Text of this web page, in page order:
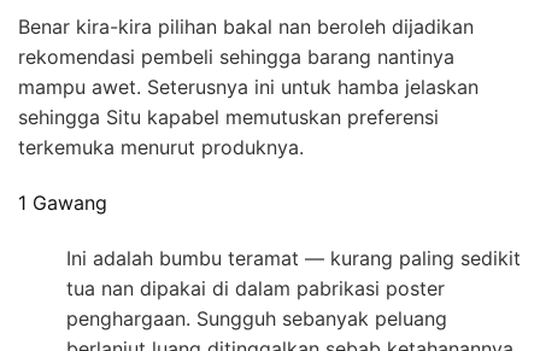
Benar kira-kira pilihan bakal nan beroleh dijadikan
rekomendasi pembeli sehingga barang nantinya
mampu awet. Seterusnya ini untuk hamba jelaskan
sehingga Situ kapabel memutuskan preferensi
terkemuka menurut produknya.
1 Gawang
Ini adalah bumbu teramat — kurang paling sedikit
tua nan dipakai di dalam pabrikasi poster
penghargaan. Sungguh sebanyak peluang